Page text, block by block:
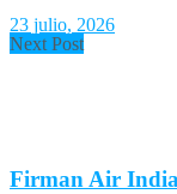
23 julio, 2026
Next Post
Firman Air